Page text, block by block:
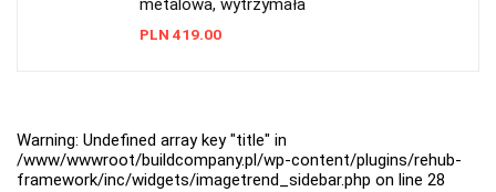
metalowa, wytrzymała
PLN 419.00
Warning: Undefined array key "title" in
/www/wwwroot/buildcompany.pl/wp-content/plugins/rehub-
framework/inc/widgets/imagetrend_sidebar.php on line 28